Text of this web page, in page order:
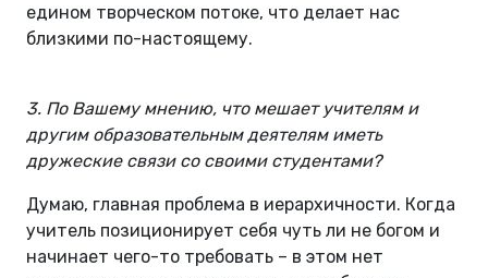
едином творческом потоке, что делает нас
близкими по-настоящему.
3. По Вашему мнению, что мешает учителям и
другим образовательным деятелям иметь
дружеские связи со своими студентами?
Думаю, главная проблема в иерархичности. Когда
учитель позиционирует себя чуть ли не богом и
начинает чего-то требовать – в этом нет